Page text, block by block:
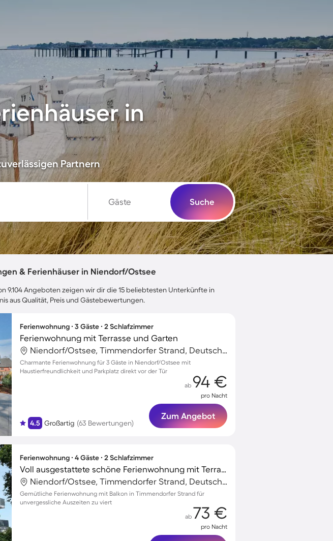
in
Partnern
Gäste Suche
& Ferienhäuser in Niendorf/Ostsee
9.104 Angeboten zeigen wir dir die 15 beliebtesten Unterkünfte in
aus Qualität, Preis und Gästebewertungen.
Ferienwohnung ∙ 3 Gäste ∙ 2 Schlafzimmer
Ferienwohnung mit Terrasse und Garten
Niendorf/Ostsee, Timmendorfer Strand, Deutschland
Charmante Ferienwohnung für 3 Gäste in Niendorf/Ostsee mit
Haustierfreundlichkeit und Parkplatz direkt vor der Tür
4.5 Großartig (63 Bewertungen)
ab 94 €
pro Nacht
Zum Angebot
Ferienwohnung ∙ 4 Gäste ∙ 2 Schlafzimmer
Voll ausgestattete schöne Ferienwohnung mit Terrasse
Niendorf/Ostsee, Timmendorfer Strand, Deutschland
Gemütliche Ferienwohnung mit Balkon in Timmendorfer Strand für
unvergessliche Auszeiten zu viert
ab 73 €
pro Nacht